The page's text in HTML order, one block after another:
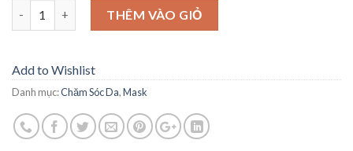
Số lượng THÊM VÀO GIỎ
Add to Wishlist
Danh mục:Chăm Sóc Da,Mask